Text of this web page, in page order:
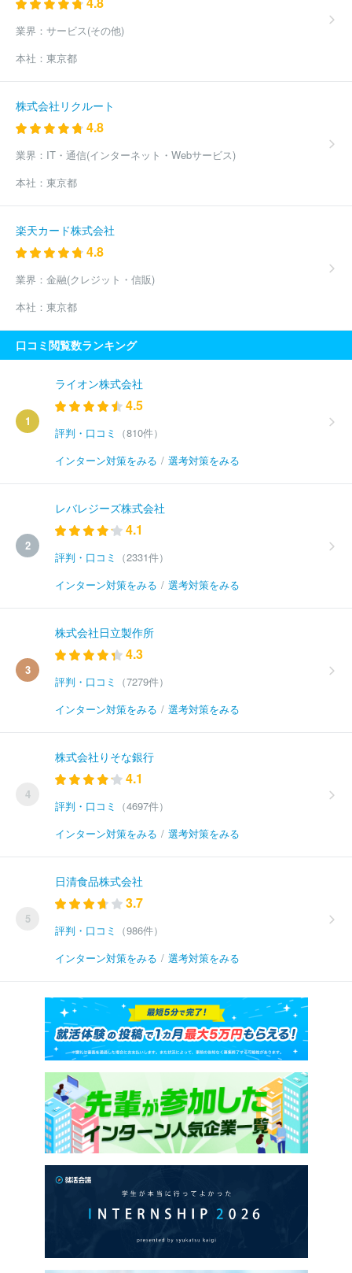
業界： サービス(その他)
本社： 東京都
株式会社リクルート
4.8
業界： IT・通信(インターネット・Webサービス)
本社： 東京都
楽天カード株式会社
4.8
業界： 金融(クレジット・信販)
本社： 東京都
口コミ閲覧数ランキング
1
ライオン株式会社
4.5
評判・口コミ
（810件）
インターン対策をみる / 選考対策をみる
2
レバレジーズ株式会社
4.1
評判・口コミ
（2331件）
インターン対策をみる / 選考対策をみる
3
株式会社日立製作所
4.3
評判・口コミ
（7279件）
インターン対策をみる / 選考対策をみる
4
株式会社りそな銀行
4.1
評判・口コミ
（4697件）
インターン対策をみる / 選考対策をみる
5
日清食品株式会社
3.7
評判・口コミ
（986件）
インターン対策をみる / 選考対策をみる